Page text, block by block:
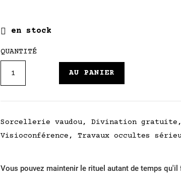
 en stock
QUANTITÉ
AU PANIER
Sorcellerie vaudou, Divination
Visioconférence, Travaux occultes
Vous pouvez maintenir le rituel autant de temps qu'il